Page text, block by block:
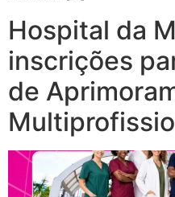
Hospital da
inscrições
de